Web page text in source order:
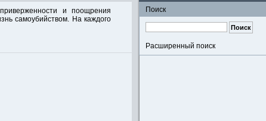
Поиск
Расширенный поиск
и поощрения
самоубийством. На каждого